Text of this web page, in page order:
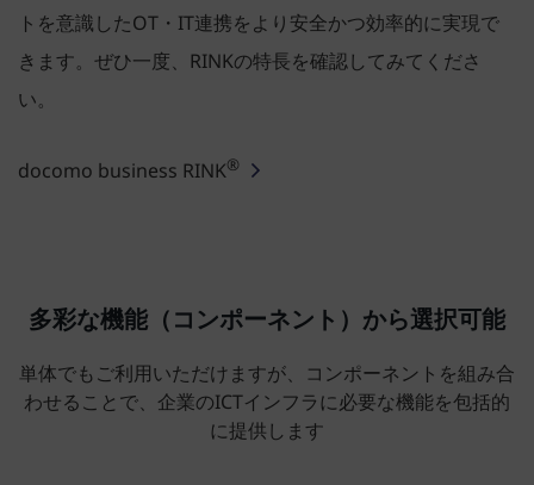
トを意識したOT・IT連携をより安全かつ効率的に実現で
きます。ぜひ一度、RINKの特長を確認してみてくださ
い。
docomo business RINK®
多彩な機能（コンポーネント）から選択可能
単体でもご利用いただけますが、コンポーネントを組み合
わせることで、企業のICTインフラに必要な機能を包括的
に提供します